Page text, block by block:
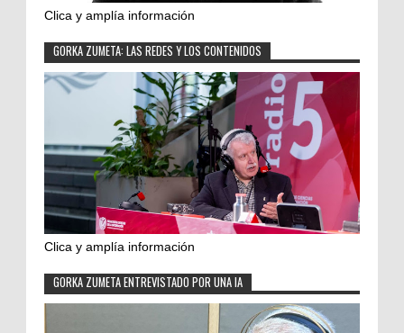
Clica y amplía información
GORKA ZUMETA: LAS REDES Y LOS CONTENIDOS
Clica y amplía información
GORKA ZUMETA ENTREVISTADO POR UNA IA